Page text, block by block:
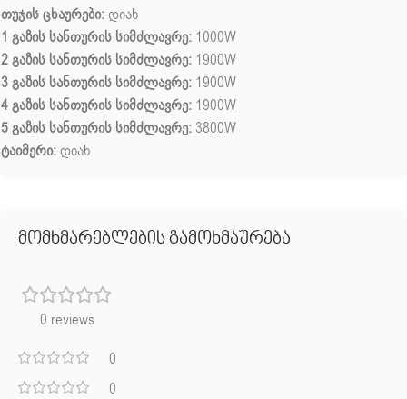
თუჯის ცხაურები: დიახ
1 გაზის სანთურის სიმძლავრე: 1000W
2 გაზის სანთურის სიმძლავრე: 1900W
3 გაზის სანთურის სიმძლავრე: 1900W
4 გაზის სანთურის სიმძლავრე: 1900W
5 გაზის სანთურის სიმძლავრე: 3800W
ტაიმერი: დიახ
მომხმარებლების გამოხმაურება
0 reviews
0
0